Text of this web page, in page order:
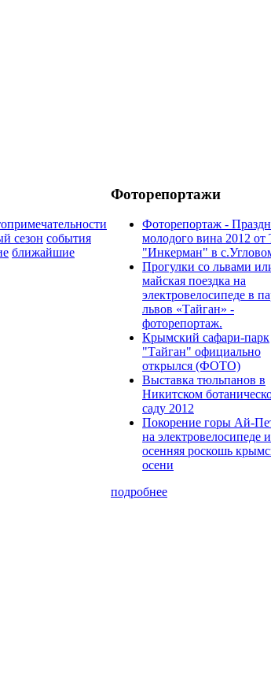
сезон события
ближайшие
Фоторепортажи
Фоторепортаж -
молодого вина 2012
"Инкерман" в
Прогулки cо львами
майская поездка на
электровелосипеде в
львов «Тайган» -
фоторепортаж.
Крымский сафари-парк
"Тайган" официально
открылся (ФОТО)
Выставка тюльпанов в
Никитском
саду 2012
Покорение горы Ай-
на электровелосипеде
осенняя роскошь
осени
подробнее